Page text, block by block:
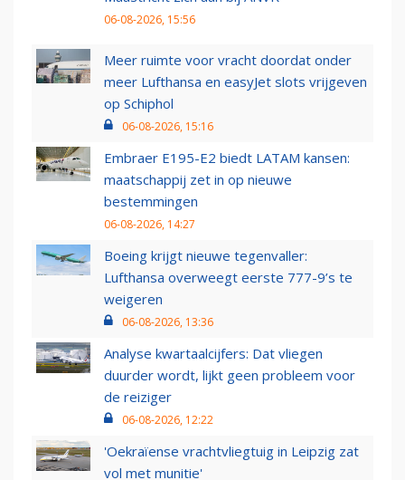
06-08-2026, 15:56
Meer ruimte voor vracht doordat onder
meer Lufthansa en easyJet slots vrijgeven
op Schiphol
06-08-2026, 15:16
Embraer E195-E2 biedt LATAM kansen:
maatschappij zet in op nieuwe
bestemmingen
06-08-2026, 14:27
Boeing krijgt nieuwe tegenvaller:
Lufthansa overweegt eerste 777-9’s te
weigeren
06-08-2026, 13:36
Analyse kwartaalcijfers: Dat vliegen
duurder wordt, lijkt geen probleem voor
de reiziger
06-08-2026, 12:22
'Oekraïense vrachtvliegtuig in Leipzig zat
vol met munitie'